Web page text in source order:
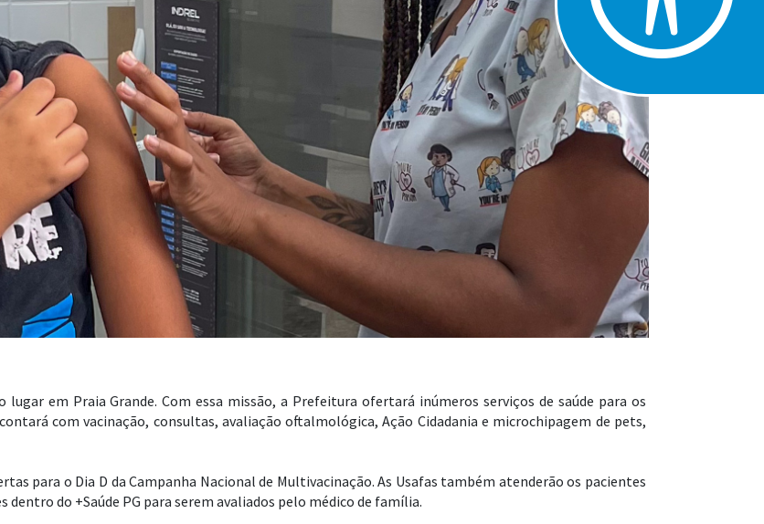
em Praia Grande. Com essa missão, a Prefeitura ofertará inúmeros serviços de saúde para os
contará com vacinação, consultas, avaliação oftalmológica, Ação Cidadania e microchipagem de pets,
para o Dia D da Campanha Nacional de Multivacinação. As Usafas também atenderão os pacientes
do +Saúde PG para serem avaliados pelo médico de família.